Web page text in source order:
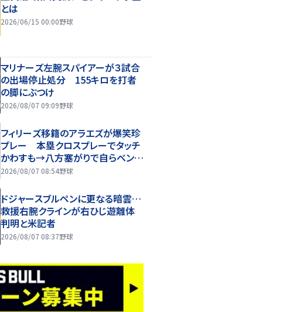
とは
2026/06/15 00:00野球
マリナーズ左腕スパイアーが３試合
の出場停止処分 155キロを打者
の脚にぶつけ
2026/08/07 09:09野球
フィリーズ移籍のアラエズが爆笑珍
プレー 本塁クロスプレーでタッチ
かわすも→八方塞がりで自らベンチ
に退散 あっけにとられる球審「め
2026/08/07 08:54野球
ドジャースブルペンに更なる暗雲…
救援右腕クラインが右ひじ遊離体
判明と米記者
2026/08/07 08:37野球